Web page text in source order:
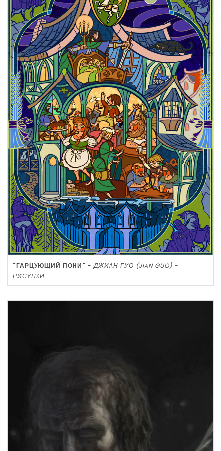
"ГАРЦУЮЩИЙ ПОНИ" -ДЖИАН ГУО (JIAN GUO) -
РИСУНКИ